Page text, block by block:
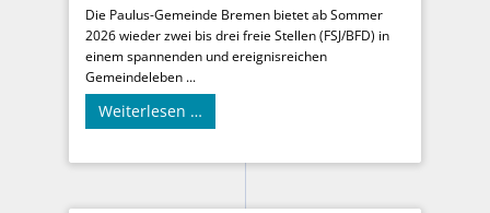
Die Paulus-Gemeinde Bremen bietet ab Sommer
2026 wieder zwei bis drei freie Stellen (FSJ/BFD) in
einem spannenden und ereignisreichen
Gemeindeleben ...
Weiterlesen …